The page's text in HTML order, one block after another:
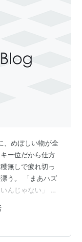
、めぼしい物が全
ー位だから仕方
無しで疲れ切っ
う。 「まあハズ
んじゃない」 ル
。 二人は不満そ
しを再開する。
た場所が修復さ